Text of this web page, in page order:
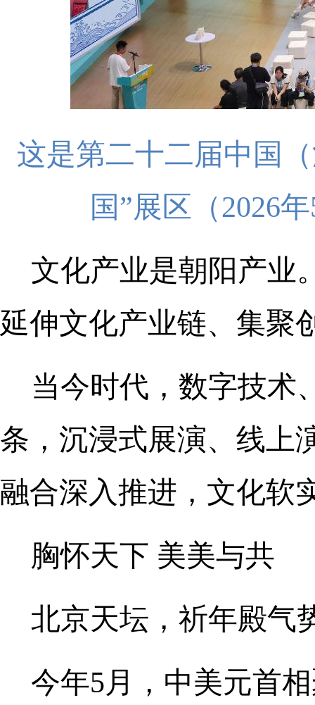
这是第二十二届中国
国”展区（2026
文化产业是朝阳产业
延伸文化产业链、集聚
当今时代，数字技术
条，沉浸式展演、线上
融合深入推进，文化软
胸怀天下 美美与共
北京天坛，祈年殿气
今年5月，中美元首